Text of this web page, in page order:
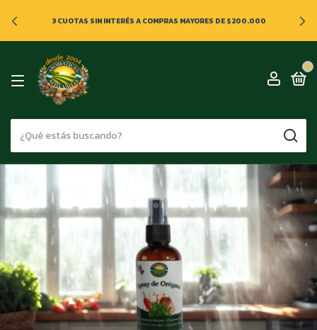
ENVIOS GRATIS DE PRODUCTOS PARA COMPRAS SUPERIORES A
$200.000
0